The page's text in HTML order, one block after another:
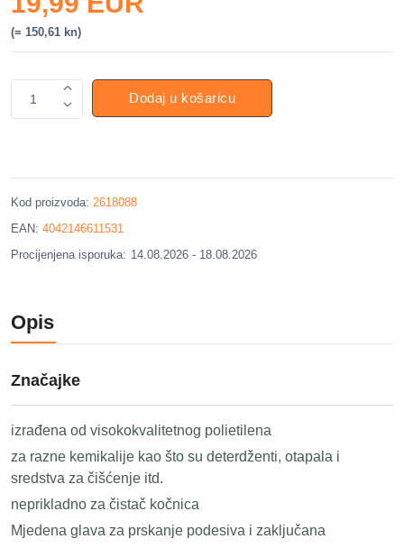
(= 150,61 kn)
1 Dodaj u košaricu
Kod proizvoda: 2618088
EAN: 4042146611531
Procijenjena isporuka: 14.08.2026 - 18.08.2026
Opis
Značajke
izrađena od visokokvalitetnog polietilena
za razne kemikalije kao što su deterdženti, otapala i
sredstva za čišćenje itd.
neprikladno za čistač kočnica
Mjedena glava za prskanje podesiva i zaključana